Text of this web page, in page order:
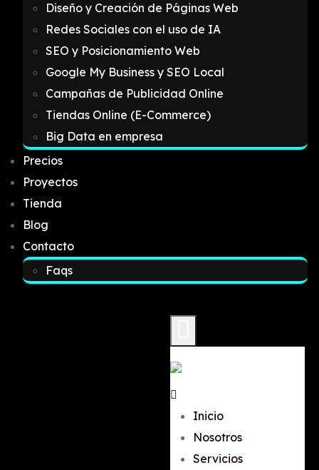
Diseño y Creación de Páginas Web
Redes Sociales con el uso de IA
SEO y Posicionamiento Web
Google My Business y SEO Local
Campañas de Publicidad Online
Tiendas Online (E-Commerce)
Big Data en empresa
Precios
Proyectos
Tienda
Blog
Contacto
Faqs
Inicio
Nosotros
Servicios